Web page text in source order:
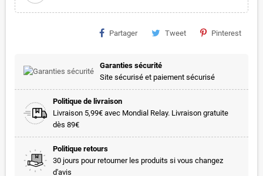
Partager Tweet Pinterest
Garanties sécurité
Site sécurisé et paiement sécurisé
Politique de livraison
Livraison 5,99€ avec Mondial Relay. Livraison gratuite
dès 89€
Politique retours
30 jours pour retourner les produits si vous changez
d'avis